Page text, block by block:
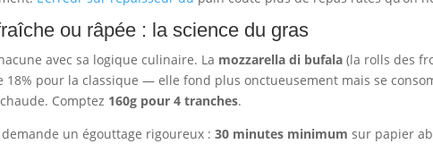
ou râpée : la science du gras
avec sa logique culinaire. La mozzarella di bufala (la rolls des
18% pour la classique — elle fond plus onctueusement mais se
Comptez 160g pour 4 tranches.
un égouttage rigoureux : 30 minutes minimum sur papier